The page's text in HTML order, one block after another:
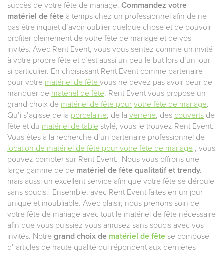
succès de votre fête de mariage. Commandez votre
matériel de fête à temps chez un professionnel afin de ne
pas être inquiet d’avoir oublier quelque chose et de pouvoir
profiter pleinement de votre fête de mariage et de vos
invités. Avec Rent Event, vous vous sentez comme un invité
à votre propre fête et c’est aussi un peu le but lors d’un jour
si particulier. En choisissant Rent Event comme partenaire
pour votre matériel de fête vous ne devez pas avoir peur de
manquer de matériel de fête. Rent Event vous propose un
grand choix de matériel de fête pour votre fête de mariage.
Qu’i s’agisse de la porcelaine, de la verrerie, des couverts de
fête et du matériel de table stylé, vous le trouvez Rent Event.
Vous êtes à la recherche d’un partenaire professionnel de
location de matériel de fête pour votre fête de mariage , vous
pouvez compter sur Rent Event. Nous vous offrons une
large gamme de de matériel de fête qualitatif et trendy.
mais aussi un excellent service afin que votre fête se déroule
sans soucis. Ensemble, avec Rent Event faites en un jour
unique et inoubliable. Avec plaisir, nous prenons soin de
votre fête de mariage avec tout le matériel de fête nécessaire
afin que vous puissiez vous amusez sans soucis avec vos
invités. Notre grand choix de matériel de fête se compose
d’ articles de haute qualité qui répondent aux dernières